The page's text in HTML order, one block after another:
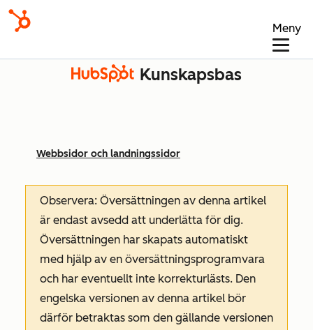
Meny
Kunskapsbas
Webbsidor och landningssidor
Observera: Översättningen av denna artikel
är endast avsedd att underlätta för dig.
Översättningen har skapats automatiskt
med hjälp av en översättningsprogramvara
och har eventuellt inte korrekturlästs. Den
engelska versionen av denna artikel bör
därför betraktas som den gällande versionen